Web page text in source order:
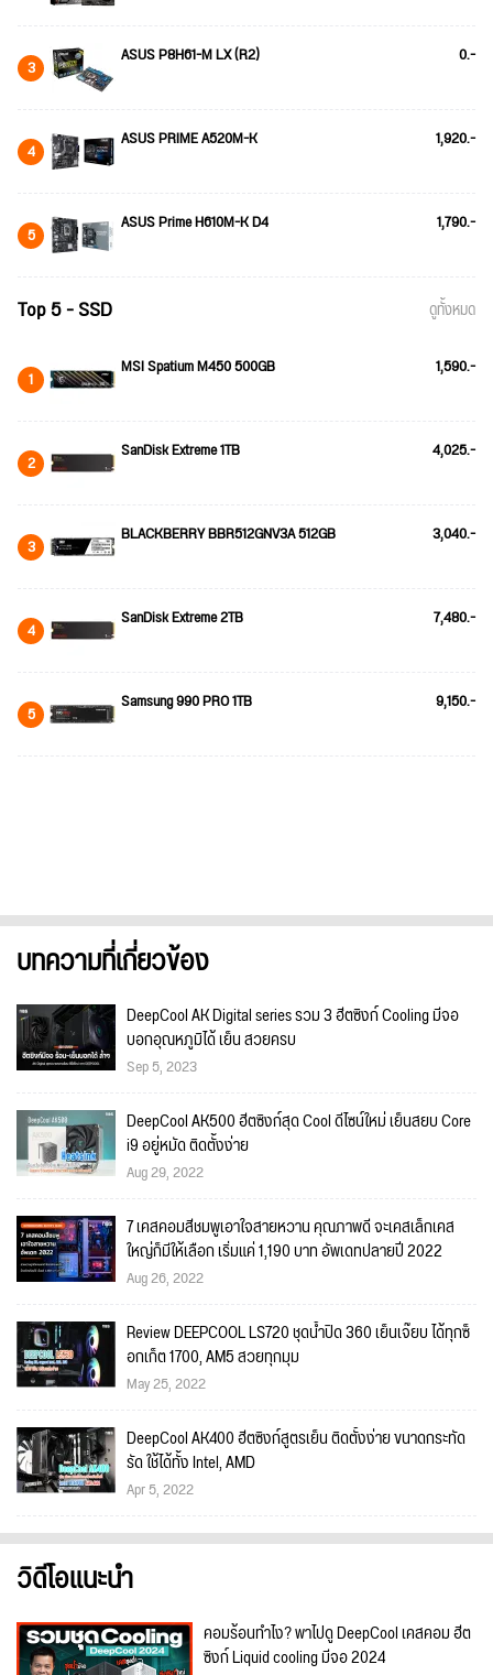
3 ASUS P8H61-M LX (R2) 0.-
4 ASUS PRIME A520M-K 1,920.-
5 ASUS Prime H610M-K D4 1,790.-
Top 5 - SSD ดูทั้งหมด
1 MSI Spatium M450 500GB 1,590.-
2 SanDisk Extreme 1TB 4,025.-
3 BLACKBERRY BBR512GNV3A 512GB 3,040.-
4 SanDisk Extreme 2TB 7,480.-
5 Samsung 990 PRO 1TB 9,150.-
บทความที่เกี่ยวข้อง
DeepCool AK Digital series รวม 3 ฮีตซิงก์ Cooling มีจอ
บอกอุณหภูมิได้ เย็น สวยครบ
Sep 5, 2023
DeepCool AK500 ฮีตซิงก์สุด Cool ดีไซน์ใหม่ เย็นสยบ Core
i9 อยู่หมัด ติดตั้งง่าย
Aug 29, 2022
7 เคสคอมสีชมพูเอาใจสายหวาน คุณภาพดี จะเคสเล็กเคส
ใหญ่ก็มีให้เลือก เริ่มแค่ 1,190 บาท อัพเดทปลายปี 2022
Aug 26, 2022
Review DEEPCOOL LS720 ชุดน้ำปิด 360 เย็นเจ๊ยบ ได้ทุกซ็
อกเก็ต 1700, AM5 สวยทุกมุม
May 25, 2022
DeepCool AK400 ฮีตซิงก์สูตรเย็น ติดตั้งง่าย ขนาดกระทัด
รัด ใช้ได้ทั้ง Intel, AMD
Apr 5, 2022
วิดีโอแนะนำ
คอมร้อนทำไง? พาไปดู DeepCool เคสคอม ฮีต
ซิงก์ Liquid cooling มีจอ 2024